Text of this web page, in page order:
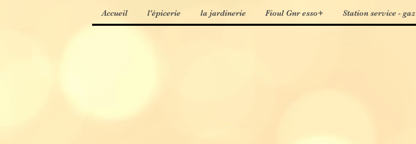
Accueil l'épicerie la jardinerie Fioul Gnr esso+ Station service - gaz